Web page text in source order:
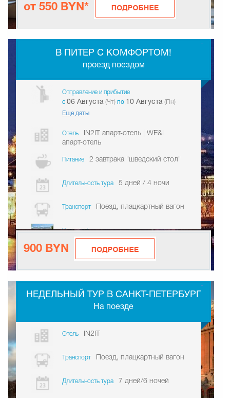
от 550 BYN*
В ПИТЕР С КОМФОРТОМ!
проезд поездом
Отправление и прибытие
c 06 Августа (Чт) по 10 Августа (Пн)
Еще даты
Отель
IN2IT апарт-отель | WE&I
апарт-отель
Питание 2 завтрака "шведский стол"
Длительность тура 5 дней / 4 ночи
Транспорт Поезд, плацкартный вагон
Петергоф
900 BYN
-
НЕДЕЛЬНЫЙ ТУР В САНКТ-ПЕТЕРБУРГ
На поезде
Отель IN2IT
Транспорт Поезд, плацкартный вагон
Длительность тура 7 дней/6 ночей
-